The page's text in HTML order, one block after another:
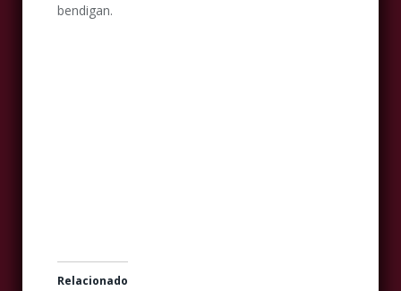
bendigan.
Relacionado